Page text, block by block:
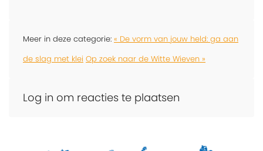
Meer in deze categorie: « De vorm van jouw held: ga aan
de slag met klei Op zoek naar de Witte Wieven »
Log in om reacties te plaatsen